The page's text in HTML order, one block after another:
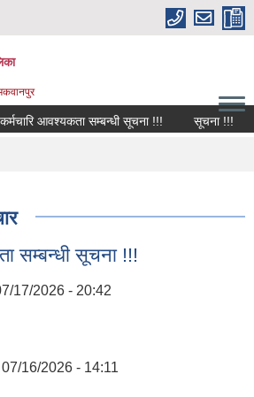
आवश्यकता सम्बन्धी सूचना !!! सूचना !!!
सम्बन्धी सूचना !!!
17/2026 - 20:42
16/2026 - 14:11